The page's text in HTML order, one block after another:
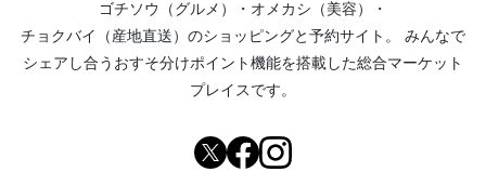
ゴチソウ（グルメ）
・ オメカシ（美容）
・
チョクバイ（産地直送） のショッピングと予約サイト。
みんなで
シェアし合う おすそ分けポイント機能を搭載した総合マーケット
プレイスです。